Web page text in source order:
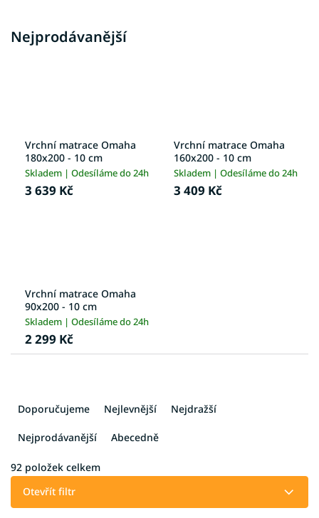
Nejprodávanější
Vrchní matrace Omaha
180x200 - 10 cm
Skladem | Odesíláme do 24h
3 639 Kč
Vrchní matrace Omaha
160x200 - 10 cm
Skladem | Odesíláme do 24h
3 409 Kč
Vrchní matrace Omaha
90x200 - 10 cm
Skladem | Odesíláme do 24h
2 299 Kč
í
Doporučujeme Nejlevnější Nejdražší
Nejprodávanější Abecedně
92 položek celkem
Otevřít filtr